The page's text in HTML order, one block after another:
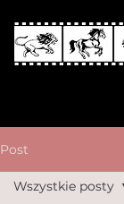
Post
Wszystkie posty